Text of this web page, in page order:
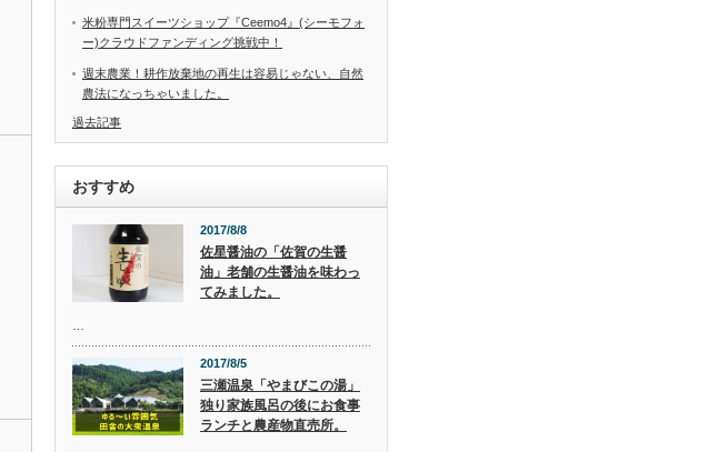
米粉専門スイーツショップ『Ceemo4』(シーモフォ
ー)クラウドファンディング挑戦中！
週末農業！耕作放棄地の再生は容易じゃない、自然
農法になっちゃいました。
過去記事
おすすめ
2017/8/8
佐星醤油の「佐賀の生醤
油」老舗の生醤油を味わっ
てみました。
2017/8/5
三瀬温泉「やまびこの湯」
独り家族風呂の後にお食事
ランチと農産物直売所。